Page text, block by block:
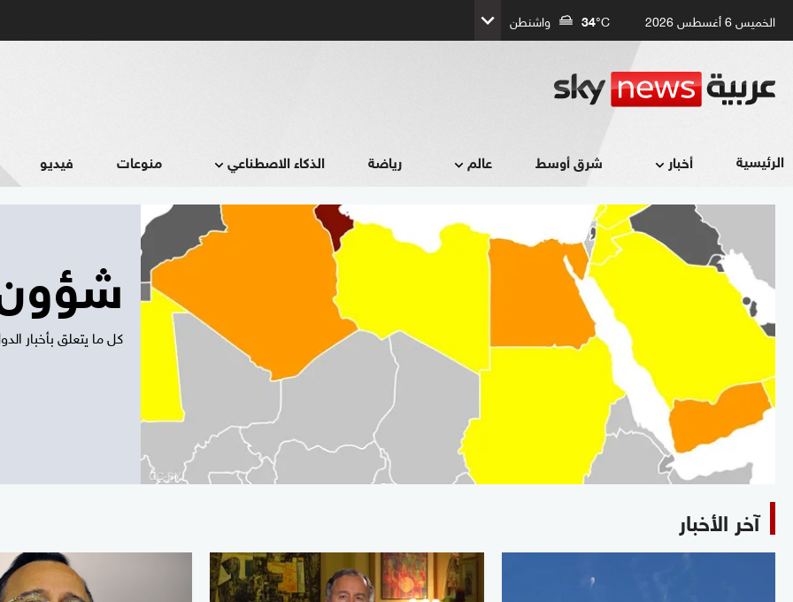
الخميس 6 أغسطس 2026 34°C واشنطن
الرئيسية أخبار شرق أوسط عالم رياضة الذكاء الاصطناعي منوعات فيديو
كل ما يتعلق بأخبار
آخر الأخبار